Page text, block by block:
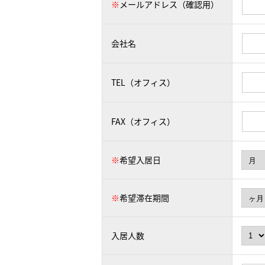
※ メールアドレス（確認用）
会社名
TEL（オフィス）
FAX（オフィス）
※希望入居日
※希望滞在期間
入居人数